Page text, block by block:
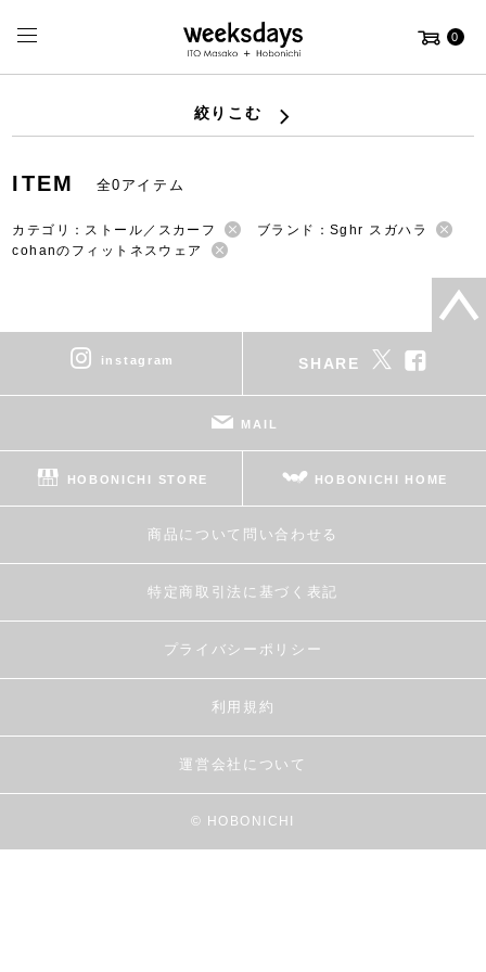
0
絞りこむ
ITEM 全0アイテム
カテゴリ：ストール／スカーフ
ブランド：Sghr スガハラ
cohanのフィットネスウェア
instagram SHARE
MAIL
HOBONICHI STORE HOBONICHI HOME
商品について問い合わせる
特定商取引法に基づく表記
プライバシーポリシー
利用規約
運営会社について
© HOBONICHI